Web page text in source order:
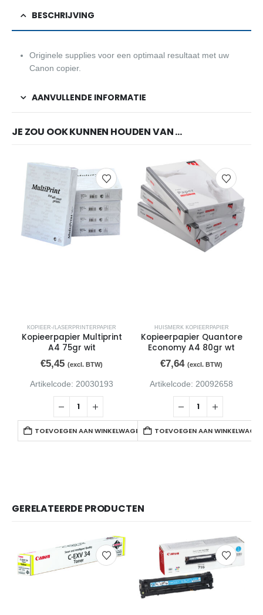
BESCHRIJVING
Originele supplies voor een optimaal resultaat met uw
Canon copier.
AANVULLENDE INFORMATIE
JE ZOU OOK KUNNEN HOUDEN VAN …
KOPIEER-/LASERPRINTERPAPIER
Kopieerpapier Multiprint
A4 75gr wit
€5,45 (excl. BTW)
Artikelcode: 20030193
TOEVOEGEN AAN WINKELWAGEN
HUISMERK KOPIEERPAPIER
Kopieerpapier Quantore
Economy A4 80gr wt
€7,64 (excl. BTW)
Artikelcode: 20092658
TOEVOEGEN AAN
GERELATEERDE PRODUCTEN